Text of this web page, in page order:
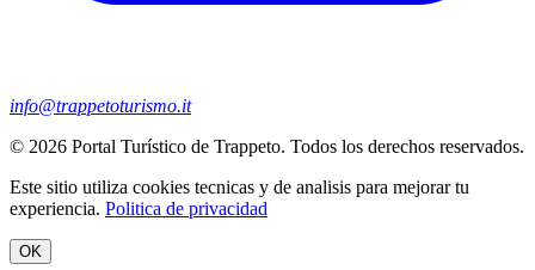
info@trappetoturismo.it
© 2026 Portal Turístico de Trappeto. Todos los derechos reservados.
Este sitio utiliza cookies tecnicas y de analisis para mejorar tu
experiencia. Politica de privacidad
OK